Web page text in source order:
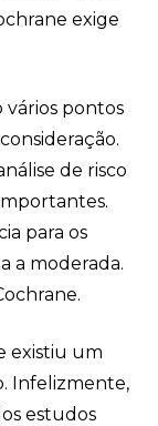
exige
vários pontos
de risco
para os
a moderada.
existiu um
Infelizmente,
estudos